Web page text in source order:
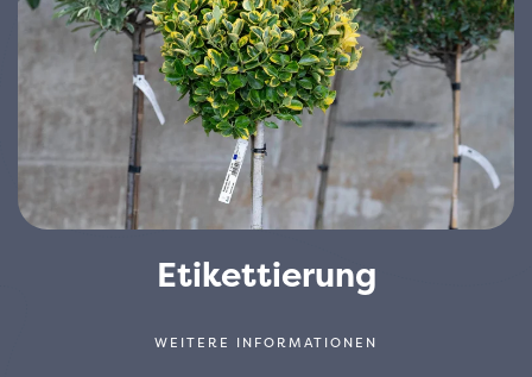
Etikettierung
WEITERE INFORMATIONEN